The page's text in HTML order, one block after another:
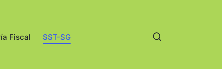
Fiscal SST-SG